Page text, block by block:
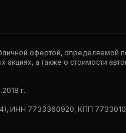
офертой, определяемой
а также о стоимости
г.
ИНН 7733360920, КПП